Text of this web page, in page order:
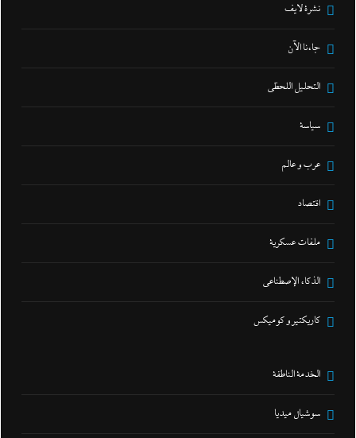
نشرة لايف
جاءنا الآن
التحليل اللحظي
سياسة
عرب و عالم
اقتصاد
ملفات عسكرية
الذكاء الإصطناعي
كاريكتير و كوميكس
الخدمة الناطقة
سوشيال ميديا